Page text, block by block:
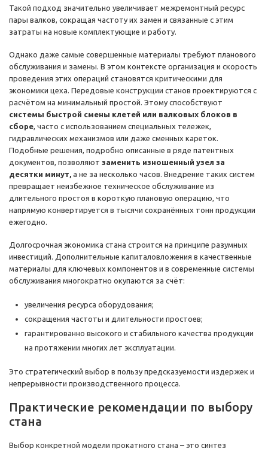
Такой подход значительно увеличивает межремонтный ресурс
пары валков, сокращая частоту их замен и связанные с этим
затраты на новые комплектующие и работу.
Однако даже самые совершенные материалы требуют планового
обслуживания и замены. В этом контексте организация и скорость
проведения этих операций становятся критическими для
экономики цеха. Передовые конструкции станов проектируются с
расчётом на минимальный простой. Этому способствуют
системы быстрой смены клетей или валковых блоков в
сборе, часто с использованием специальных тележек,
гидравлических механизмов или даже сменных кареток.
Подобные решения, подробно описанные в ряде патентных
документов, позволяют заменить изношенный узел за
десятки минут, а не за несколько часов. Внедрение таких систем
превращает неизбежное техническое обслуживание из
длительного простоя в короткую плановую операцию, что
напрямую конвертируется в тысячи сохранённых тонн продукции
ежегодно.
Долгосрочная экономика стана строится на принципе разумных
инвестиций. Дополнительные капиталовложения в качественные
материалы для ключевых компонентов и в современные системы
обслуживания многократно окупаются за счёт:
увеличения ресурса оборудования;
сокращения частоты и длительности простоев;
гарантированно высокого и стабильного качества продукции
на протяжении многих лет эксплуатации.
Это стратегический выбор в пользу предсказуемости издержек и
непрерывности производственного процесса.
Практические рекомендации по выбору
стана
Выбор конкретной модели прокатного стана – это синтез